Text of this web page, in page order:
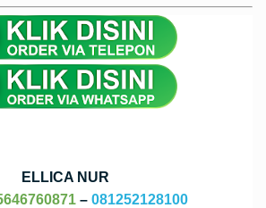
ELLICA NUR
– 081252128100